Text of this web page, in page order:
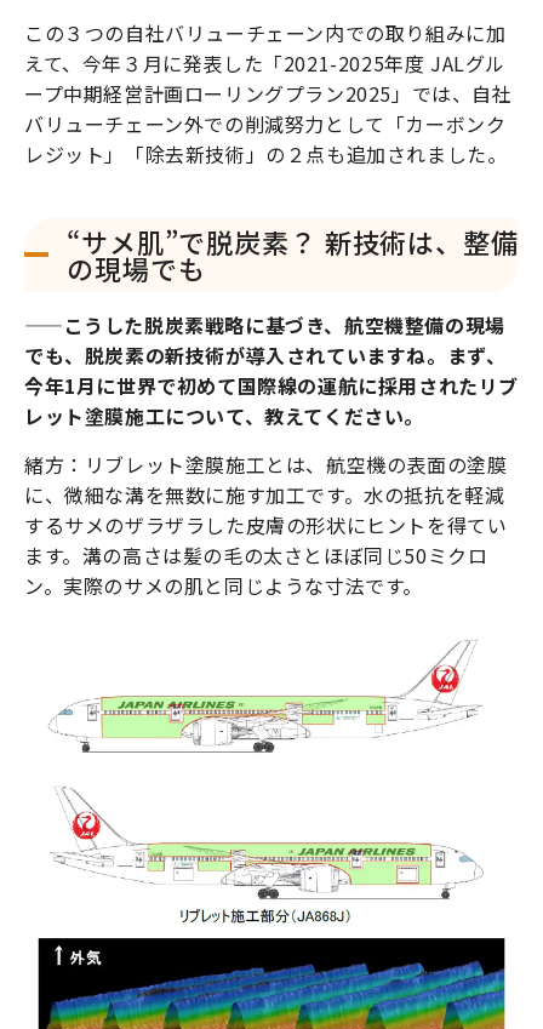
この３つの自社バリューチェーン内での取り組みに加
えて、今年３月に発表した「2021-2025年度 JALグル
ープ中期経営計画ローリングプラン2025」では、自社
バリューチェーン外での削減努力として「カーボンク
レジット」「除去新技術」の２点も追加されました。
“サメ肌”で脱炭素？ 新技術は、整備
の現場でも
——こうした脱炭素戦略に基づき、航空機整備の現場
でも、脱炭素の新技術が導入されていますね。まず、
今年1月に世界で初めて国際線の運航に採用されたリブ
レット塗膜施工について、教えてください。
緒方：リブレット塗膜施工とは、航空機の表面の塗膜
に、微細な溝を無数に施す加工です。水の抵抗を軽減
するサメのザラザラした皮膚の形状にヒントを得てい
ます。溝の高さは髪の毛の太さとほぼ同じ50ミクロ
ン。実際のサメの肌と同じような寸法です。